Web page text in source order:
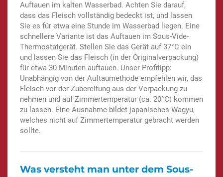
Auftauen im kalten Wasserbad. Achten Sie darauf,
dass das Fleisch vollständig bedeckt ist, und lassen
Sie es für etwa eine Stunde im Wasserbad liegen. Eine
schnellere Variante ist das Auftauen im Sous-Vide-
Thermostatgerät. Stellen Sie das Gerät auf 37°C ein
und lassen Sie das Fleisch (in der Originalverpackung)
für etwa 30 Minuten auftauen. Unser Profitipp:
Unabhängig von der Auftaumethode empfehlen wir, das
Fleisch vor der Zubereitung aus der Verpackung zu
nehmen und auf Zimmertemperatur (ca. 20°C) kommen
zu lassen. Eine Ausnahme bildet japanisches Wagyu,
welches nicht auf Zimmertemperatur gebracht werden
sollte.
Was versteht man unter dem Sous-